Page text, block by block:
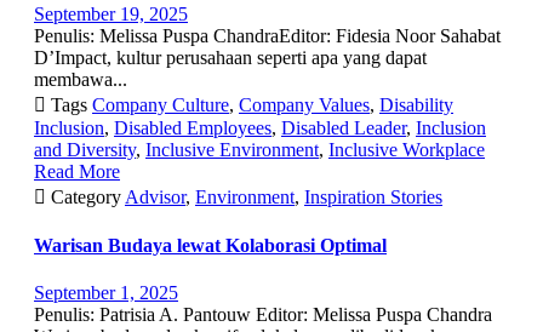
September 19, 2025
Penulis: Melissa Puspa ChandraEditor: Fidesia Noor Sahabat
D’Impact, kultur perusahaan seperti apa yang dapat
membawa...
 Tags Company Culture, Company Values, Disability
Inclusion, Disabled Employees, Disabled Leader, Inclusion
and Diversity, Inclusive Environment, Inclusive Workplace
Read More
 Category Advisor, Environment, Inspiration Stories
Warisan Budaya lewat Kolaborasi Optimal
September 1, 2025
Penulis: Patrisia A. Pantouw Editor: Melissa Puspa Chandra